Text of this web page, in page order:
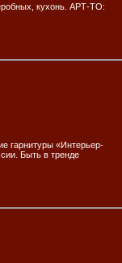
кухонь. АРТ-ТО:
гарнитуры «Интерьер-
Быть в тренде